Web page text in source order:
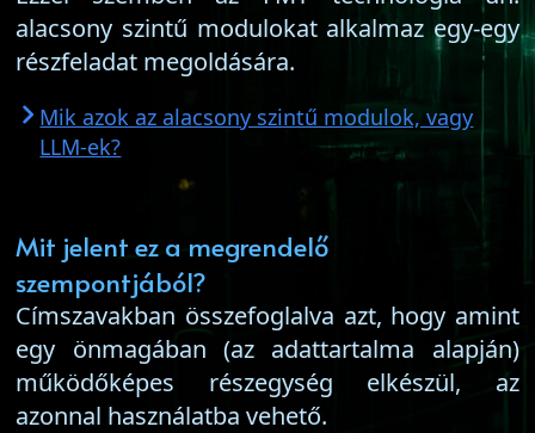
alacsony szintű modulokat alkalmaz egy-egy
részfeladat megoldására.
Mik azok az alacsony szintű modulok, vagy
LLM-ek?
Mit jelent ez a megrendelő
szempontjából?
Címszavakban összefoglalva azt, hogy amint
egy önmagában (az adattartalma alapján)
működőképes részegység elkészül, az
azonnal használatba vehető.